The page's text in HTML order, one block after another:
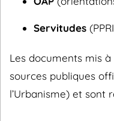
Servitudes
Les documents mis
sources publiques
l’Urbanisme) et sont